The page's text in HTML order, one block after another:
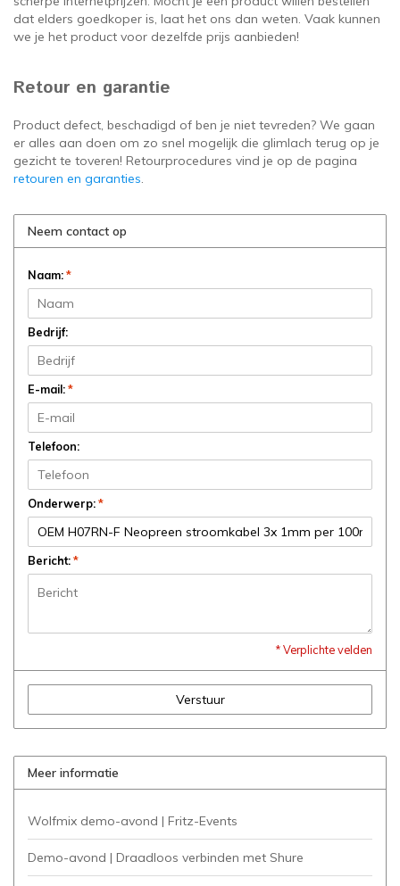
dat elders goedkoper is, laat het ons dan weten. Vaak kunnen
we je het product voor dezelfde prijs aanbieden!
Retour en garantie
Product defect, beschadigd of ben je niet tevreden? We gaan
er alles aan doen om zo snel mogelijk die glimlach terug op je
gezicht te toveren! Retourprocedures vind je op de pagina
retouren en garanties.
Neem contact op
Naam:*
Bedrijf:
E-mail:*
Telefoon:
Onderwerp:*
Bericht:*
* Verplichte velden
Verstuur
Meer informatie
Wolfmix demo-avond | Fritz-Events
Demo-avond | Draadloos verbinden met Shure